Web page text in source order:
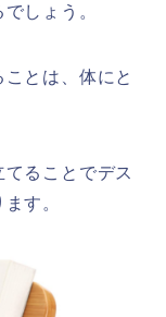
しょう。
とは、体にと
ることでデス
す。